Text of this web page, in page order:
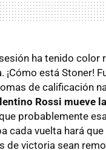
ha tenido color
¡Cómo está Stoner!
de calificación
Rossi mueve
probablemente
cada vuelta hará que
de victoria sean